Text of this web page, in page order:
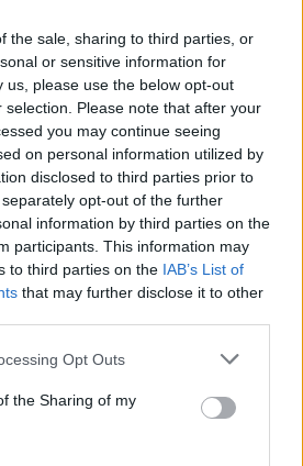
the sale, sharing to third parties, or
or sensitive information for
us, please use the below opt-out
Please note that after your
you may continue seeing
on personal information utilized by
disclosed to third parties prior to
opt-out of the further
information by third parties on the
participants. This information may
to third parties on the IAB’s List of
that may further disclose it to other
Opt Outs
the Sharing of my